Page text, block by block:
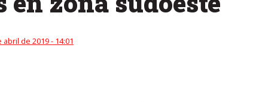
abril de 2019 - 14:01